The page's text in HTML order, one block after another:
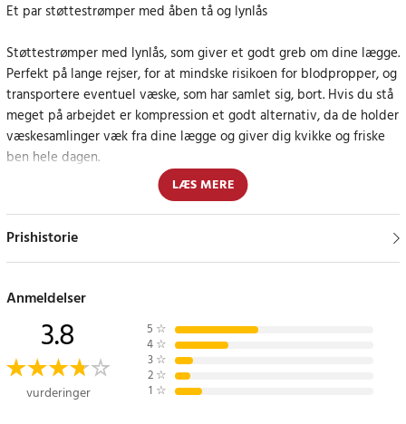
Et par støttestrømper med åben tå og lynlås
Støttestrømper med lynlås, som giver et godt greb om dine lægge.
Perfekt på lange rejser, for at mindske risikoen for blodpropper, og
transportere eventuel væske, som har samlet sig, bort. Hvis du stå
meget på arbejdet er kompression et godt alternativ, da de holder
væskesamlinger væk fra dine lægge og giver dig kvikke og friske
ben hele dagen.
Kompression er også et perfekt alternativ efter træning, da det
kan mindske smerten fra træningsværk, og øge blodcirkulationen,
hvilket gør at dine muskler hurtigere kommer sig. Mange anvender
også kompressionsstrømper når de træner, for at mindske
Størrelse: XXL
Længde 39 cm
Article number :73824
LÆS MERE
Prishistorie
Anmeldelser
3.8
vurderinger
5 ☆
4 ☆
3 ☆
2 ☆
1 ☆